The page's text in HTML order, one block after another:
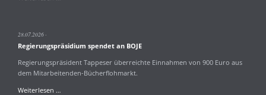
von
OB
Palmer
28.07.2026
Regierungspräsidium spendet an BOJE
Regierungspräsident Tappeser überreichte Einnahmen von 900 Euro aus
dem Mitarbeitenden-Bücherflohmarkt.
Weiterlesen …Regierungspräsidium